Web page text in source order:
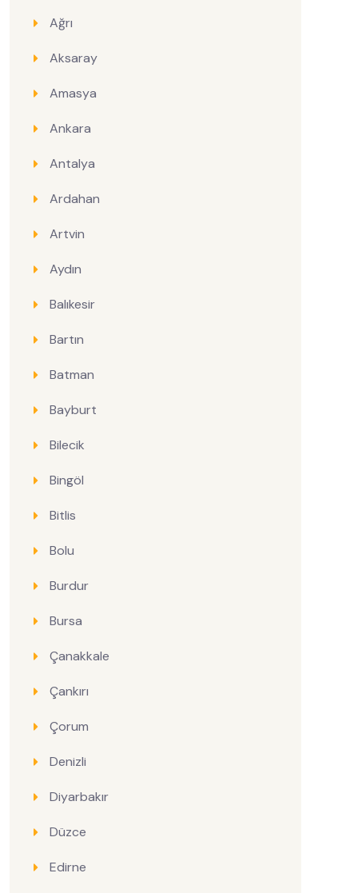
Ağrı
Aksaray
Amasya
Ankara
Antalya
Ardahan
Artvin
Aydın
Balıkesir
Bartın
Batman
Bayburt
Bilecik
Bingöl
Bitlis
Bolu
Burdur
Bursa
Çanakkale
Çankırı
Çorum
Denizli
Diyarbakır
Düzce
Edirne